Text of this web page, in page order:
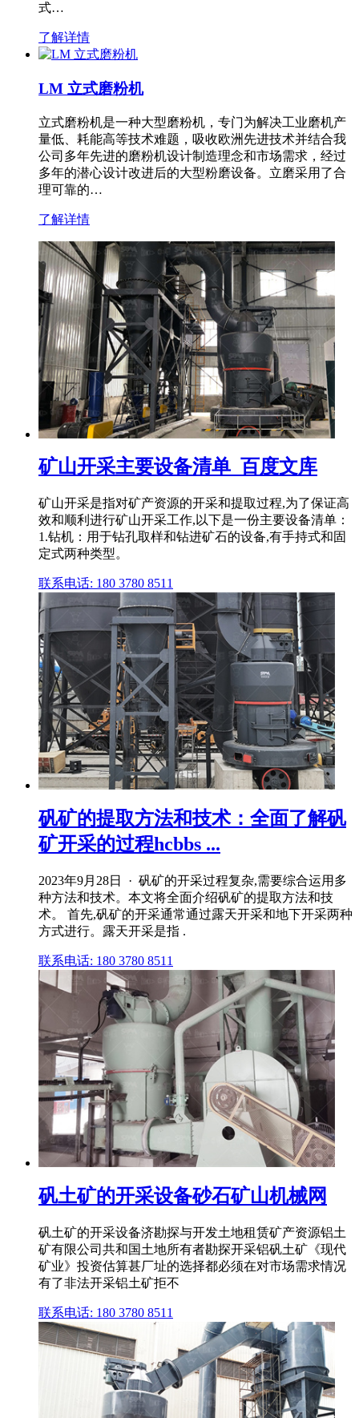
式…
了解详情
LM 立式磨粉机
立式磨粉机是一种大型磨粉机，专门为解决工业磨机产
量低、耗能高等技术难题，吸收欧洲先进技术并结合我
公司多年先进的磨粉机设计制造理念和市场需求，经过
多年的潜心设计改进后的大型粉磨设备。立磨采用了合
理可靠的…
了解详情
矿山开采主要设备清单_百度文库
矿山开采是指对矿产资源的开采和提取过程,为了保证高
效和顺利进行矿山开采工作,以下是一份主要设备清单：
1.钻机：用于钻孔取样和钻进矿石的设备,有手持式和固
定式两种类型。
联系电话: 180 3780 8511
矾矿的提取方法和技术：全面了解矾
矿开采的过程hcbbs ...
2023年9月28日 · 矾矿的开采过程复杂,需要综合运用多
种方法和技术。本文将全面介绍矾矿的提取方法和技
术。 首先,矾矿的开采通常通过露天开采和地下开采两种
方式进行。露天开采是指 .
联系电话: 180 3780 8511
矾土矿的开采设备砂石矿山机械网
矾土矿的开采设备济勘探与开发土地租赁矿产资源铝土
矿有限公司共和国土地所有者勘探开采铝矾土矿《现代
矿业》投资估算甚厂址的选择都必须在对市场需求情况
有了非法开采铝土矿拒不
联系电话: 180 3780 8511